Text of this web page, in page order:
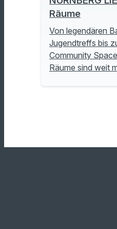
Räume
Von legendären
Jugendtreffs bis
Community
Räume sind weit